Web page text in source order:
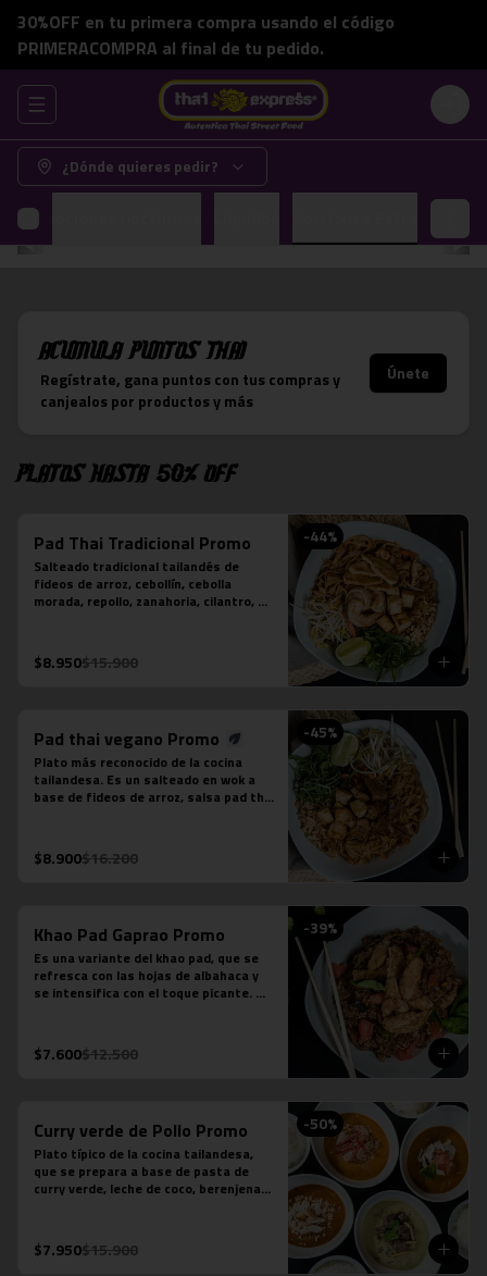
30%OFF en tu primera compra usando el código
PRIMERACOMPRA al final de tu pedido.
Abrir menu de navegación Login
¿Dónde quieres pedir?
Promociones nocturnas
AcumulaPuntos Thai
Regístrate, gana puntos con tus compras y
canjealos por productos y más
Únete
Platos hasta 50% OFF
-44%
Pad Thai Tradicional Promo
Salteado tradicional tailandés de
fideos de arroz, cebollín, cebolla
morada, repollo, zanahoria, cilantro,
unidades), tofu y pollo.
$8.950$15.900
-45%
Pad thai vegano Promo
Plato más reconocido de la cocina
tailandesa. Es un salteado en wok a
base de fideos de arroz, salsa pad thai
de dragón, tofu y limón sutil. No
contiene salsa de pescado ni salsa de
$8.900$16.200
-39%
Khao Pad Gaprao Promo
Es una variante del khao pad, que se
refresca con las hojas de albahaca y
se intensifica con el toque picante.
*Plato levemente picante
$7.600$12.500
-50%
Curry verde de Pollo Promo
Plato típico de la cocina tailandesa,
que se prepara a base de pasta de
curry verde, leche de coco, berenjenas,
$7.950$15.900